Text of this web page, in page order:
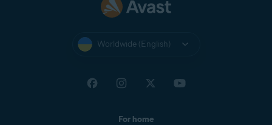
Worldwide (English)
For home